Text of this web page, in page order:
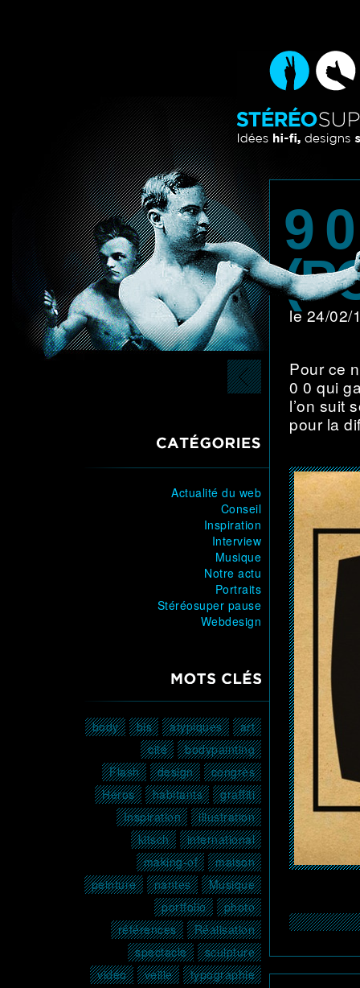
CATÉGORIES
Actualité du web
Conseil
Inspiration
Interview
Musique
Notre actu
Portraits
Stéréosuper pause
Webdesign
MOTS CLÉS
art
atypiques
bis
body
bodypainting
cité
congrès
design
Flash
graffiti
habitants
Héros
illustration
Inspiration
international
kitsch
maison
making-of
Musique
nantes
peinture
photo
portfolio
Réalisation
références
sculpture
spectacle
typographie
veille
vidéo
9
le 24/
Pour ce
0 0 qui
l’on suit
pour la